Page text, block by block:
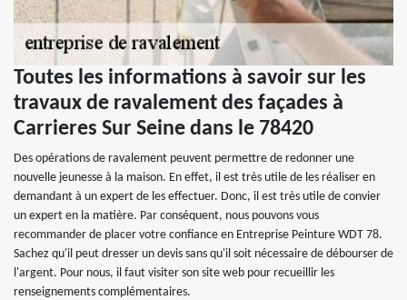
Toutes les informations à savoir sur les
travaux de ravalement des façades à
Carrieres Sur Seine dans le 78420
Des opérations de ravalement peuvent permettre de redonner une
nouvelle jeunesse à la maison. En effet, il est très utile de les réaliser en
demandant à un expert de les effectuer. Donc, il est très utile de convier
un expert en la matière. Par conséquent, nous pouvons vous
recommander de placer votre confiance en Entreprise Peinture WDT 78.
Sachez qu'il peut dresser un devis sans qu'il soit nécessaire de débourser de
l'argent. Pour nous, il faut visiter son site web pour recueillir les
renseignements complémentaires.